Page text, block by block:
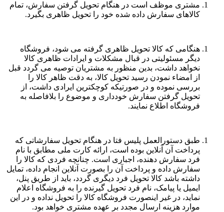
مشتری موظف است در هنگام تحویل گرفتن سفارش، تمام
کالاهای سفارش داده شده خود را تحویل ظاهری بگیرد.
هنگامی که کالا تحویل ظاهری گرفته می شود، فروشگاه
دیگر مسئولیتی در قبال مشکلات و ایرادات ظاهری کالا
نخواهد داشت، بدین منظور به مشتریان توصیه می گردد قبل
از امضاء نمودن رسید تحویل کالا، به دقت ظاهر کالا را
بررسی نموده و در صورتیکه کوچکترین ایرادی داشت، از
تحویل گرفتن سفارش خودداری و موضوع را بلافاصله به
فروشگاه اطلاع نمایند.
طبق دستورالعمل پلیس فتا در هنگام تحویل سفارشاتی که
پرداخت آن آنلاین بوده است، ارائه کارت ملی مطابق با نام
فرد سفارش دهنده، اجباری است. چنانچه فردی که کالا را
سفارش داده و پرداخت آن را بصورت آنلاین انجام داده، تمایل
داشته باشد کالا تحویل فرد دیگری گردد، باید از طریق پنل،
ایمیل یا پیامک، نام فرد تحویل گیرنده را به فروشگاه اعلام
نماید، در غیر اینصورت فروشگاه کالا را تحویل نداده و در این
موارد هزینه ارسال مجدد بر عهده مشتری خواهد بود.